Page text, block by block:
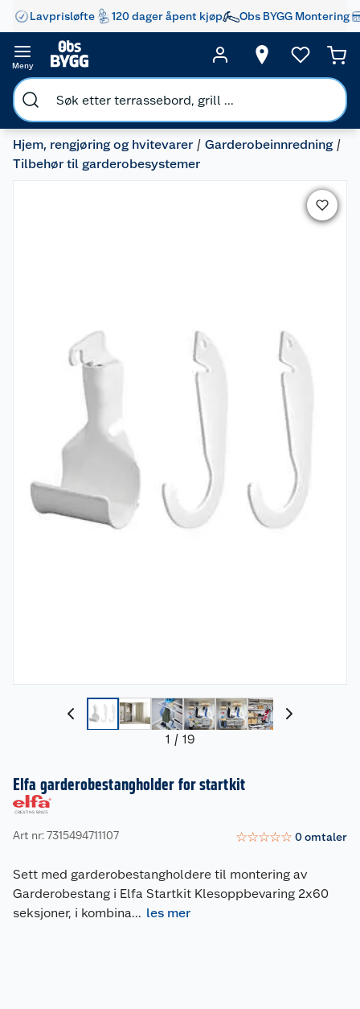
Lavprisløfte 120 dager åpent kjøp Obs BYGG Montering
Meny
Hjem, rengjøring og hvitevarer
Garderobeinnredning
Tilbehør til garderobesystemer
1 / 19
Elfa garderobestangholder for startkit
Art nr: 7315494711107 ☆☆☆☆☆ 0omtaler
Sett med garderobestangholdere til montering av
Garderobestang i Elfa Startkit Klesoppbevaring 2x60
seksjoner, i kombina... les mer